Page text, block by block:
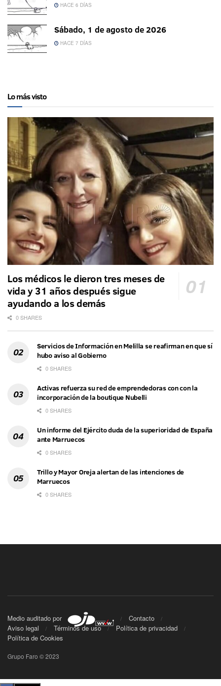
HACE 6 DÍAS
Sábado, 1 de agosto de 2026
HACE 7 DÍAS
Lo más visto
Los médicos le dieron tres meses de
vida y 31 años después sigue
ayudando a los demás
0 SHARES
Servicios de Información en Melilla se reafirman en que sí
hubo aviso al Gobierno
0 SHARES
Activas refuerza su red de emprendedoras con con la
incorporación de la boutique Nubelli
0 SHARES
Un informe del Ejército duda de la superioridad de España
ante Marruecos
0 SHARES
Trillo y Mayor Oreja alertan de las intenciones de
Marruecos
0 SHARES
Medio auditado por
Contacto
Aviso legal
Términos de uso
Política de privacidad
Política de Cookies
Grupo Faro © 2023